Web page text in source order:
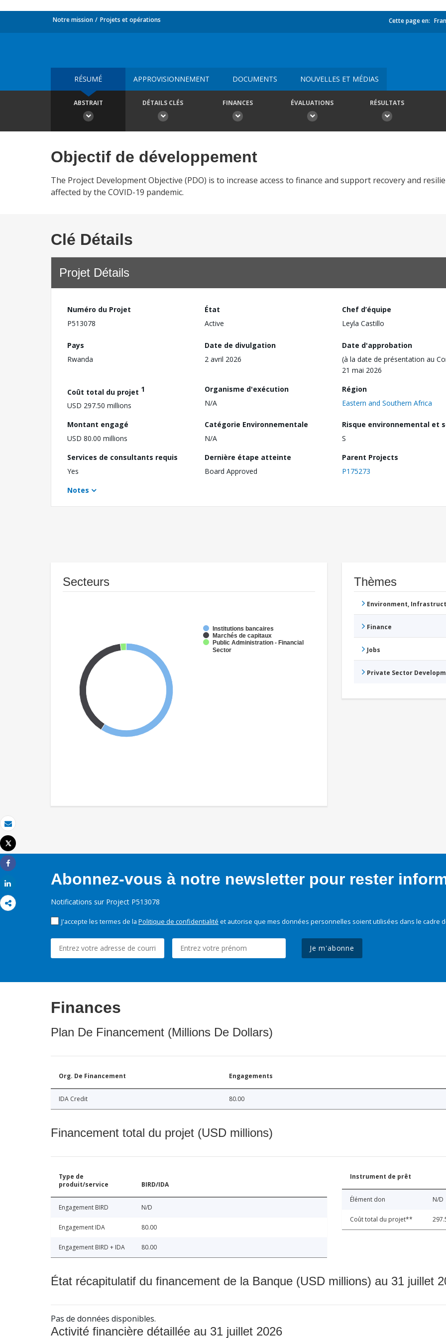
Email
Imprimer
Tweet
Share
Notre mission Projets et opérations Cette page en:
RÉSUMÉ APPROVISIONNEMENT DOCUMENTS NOUVELLES ET MÉDIAS
ABSTRAIT DÉTAILS CLÉS FINANCES ÉVALUATIONS RÉSULTATS
Objectif de développement
The Project Development Objective (PDO) is to increase access to finance and support recovery and
affected by the COVID-19 pandemic.
Clé Détails
Projet Détails
Numéro du Projet
P513078
État
Active
Chef d’équipe
Leyla Castillo
Pays
Rwanda
Date de divulgation
2 avril 2026
Date d'approbation
(à la date de présentation au
21 mai 2026
Coût total du projet 1
USD 297.50 millions
Organisme d'exécution
N/A
Région
Eastern and Southern Africa
Montant engagé
USD 80.00 millions
Catégorie Environnementale
N/A
Risque environnemental et
S
Services de consultants requis
Yes
Dernière étape atteinte
Board Approved
Parent Projects
P175273
Notes
Secteurs
Institutions bancaires
Marchés de capitaux
Public Administration - Financial
Sector
Thèmes
Environment,
Finance
Jobs
Private Sector
Abonnez-vous à notre newsletter pour rester
Notifications sur Project P513078
J'accepte les termes de la Politique de confidentialité et autorise que mes données personnelles soient utilisées dans le cadre
Je m'abonne
Finances
Plan De Financement (Millions De Dollars)
Org. De Financement Engagements
IDA Credit 80.00
Financement total du projet (USD millions)
Type de
produit/service
BIRD/IDA
Engagement BIRD N/D
Engagement IDA 80.00
Engagement BIRD + IDA 80.00
Instrument de prêt
Élément don N/D
Coût total du projet**
État récapitulatif du financement de la Banque (USD millions) au 31 juillet
Pas de données disponibles.
Activité financière détaillée au 31 juillet 2026